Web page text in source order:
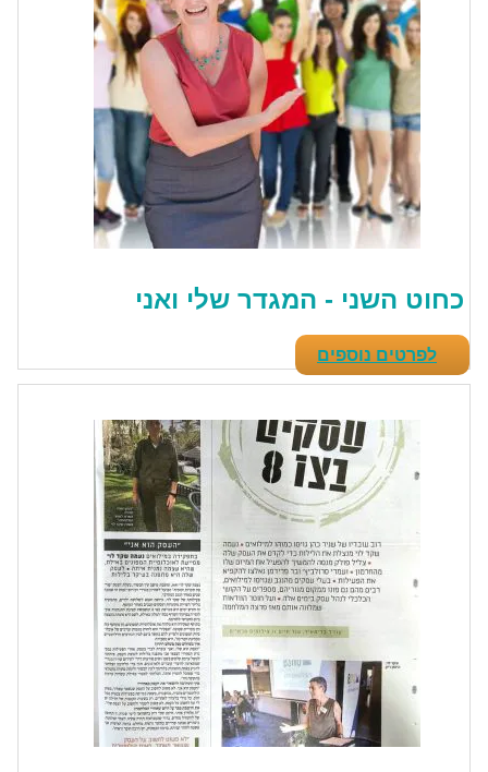
כחוט השני - המגדר שלי ואני
לפרטים נוספים